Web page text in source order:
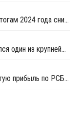
Поставки нефти на российские НПЗ по итогам 2024 года снизились на 2,5%
В Омской области после взрыва загорелся один из крупнейших НПЗ России
"Газпром нефть" сократила годовую чистую прибыль по РСБУ на 16%